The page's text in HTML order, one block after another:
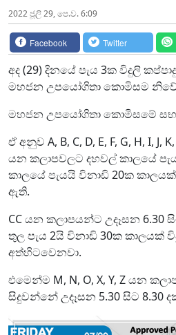
2022 ජූලි 29, පෙ.ව. 6:09
Facebook Twitter
අද (29) දිනයේ පැය 3ක විදුලි
මහජන උපයෝගිතා කොමිසම
මහජන උපයෝගිතා කොමිසමේ
ඒ අනුව A, B, C, D, E, F, G, H, I, J, K,
යන කලාපවලට දහවල් කාලයේ
කාලයේ පැයයි විනාඩි 20ක
ඇති.
CC යන කලාපයන්ට උදෑසන 6.30
තුල පැය 2යි විනාඩි 30ක කාලයක්
අත්හිටවෙනවා.
එමෙන්ම M, N, O, X, Y, Z යන
සිදුවන්නේ උදෑසන 5.30 සිට 8.30